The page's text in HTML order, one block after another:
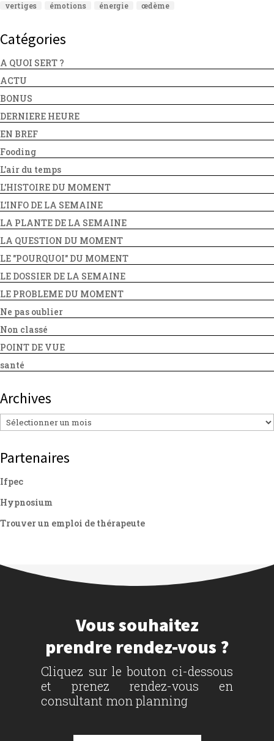
vertiges
émotions énergie œdème
Catégories
A QUOI SERT ?
ACTU
BONUS
DERNIERE HEURE
EN BREF
Fooding
L'air du temps
L'HISTOIRE DU MOMENT
L'INFO DE LA SEMAINE
LA PLANTE DE LA SEMAINE
LA QUESTION DU MOMENT
LE "POURQUOI" DU MOMENT
LE DOSSIER DE LA SEMAINE
LE PROBLEME DU MOMENT
Ne pas oublier
Non classé
POINT DE VUE
santé
Archives
Archives
Partenaires
Ifpec
Hypnosium
Trouver un emploi de thérapeute
Vous souhaitez
prendre rendez-vous ?
Cliquez sur le bouton ci-dessous
et prenez rendez-vous en
consultant mon planning